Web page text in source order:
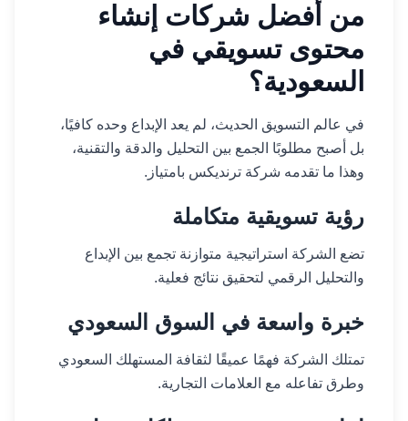
من أفضل شركات إنشاء
محتوى تسويقي في
السعودية؟
في عالم التسويق الحديث، لم يعد الإبداع وحده كافيًا،
بل أصبح مطلوبًا الجمع بين التحليل والدقة والتقنية،
وهذا ما تقدمه شركة ترنديكس بامتياز.
رؤية تسويقية متكاملة
تضع الشركة استراتيجية متوازنة تجمع بين الإبداع
والتحليل الرقمي لتحقيق نتائج فعلية.
خبرة واسعة في السوق السعودي
تمتلك الشركة فهمًا عميقًا لثقافة المستهلك السعودي
وطرق تفاعله مع العلامات التجارية.